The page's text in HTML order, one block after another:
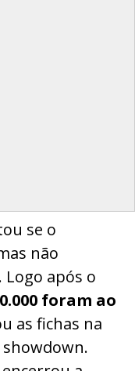
se o
não
após o
foram ao
as fichas na
showdown.